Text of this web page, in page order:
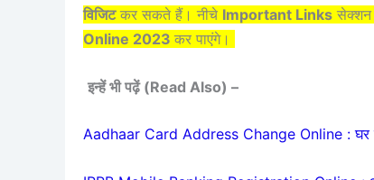
विजिटकर सकते हैं। नीचे Important Links
Online 2023 कर पाएंगे।
इन्हें भी पढ़ें (Read Also) –
Aadhaar Card Address Change Online : घर